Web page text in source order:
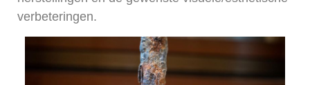
verbeteringen.